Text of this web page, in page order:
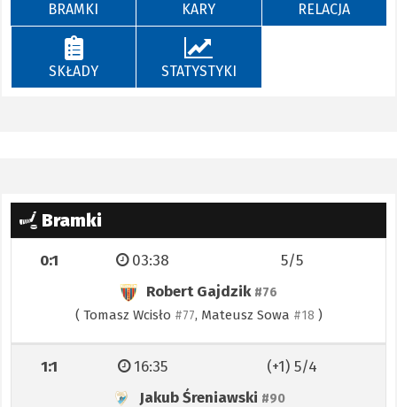
BRAMKI KARY RELACJA
SKŁADY STATYSTYKI
Bramki
0:1
Robert Gajdzik #76
( Tomasz Wcisło #77, Mateusz Sowa #18 )
5/5
03:38
1:1
Jakub Śreniawski #90
(+1) 5/4
16:35